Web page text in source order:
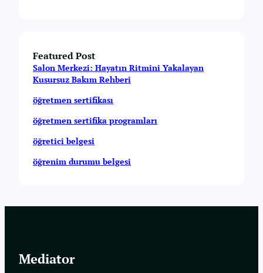
Featured Post
Salon Merkezi: Hayatın Ritmini Yakalayan
Kusursuz Bakım Rehberi
öğretmen sertifikası
öğretmen sertifika programları
öğretici belgesi
öğrenim durumu belgesi
Mediator